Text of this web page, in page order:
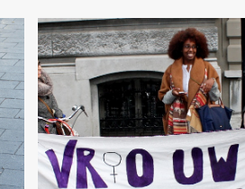
‘‘De
hemel
van
rijken
is
gemaakt
door
de
hel